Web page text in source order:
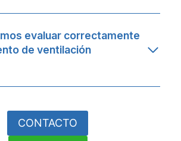
evaluar correctamente
de ventilación
CONTACTO